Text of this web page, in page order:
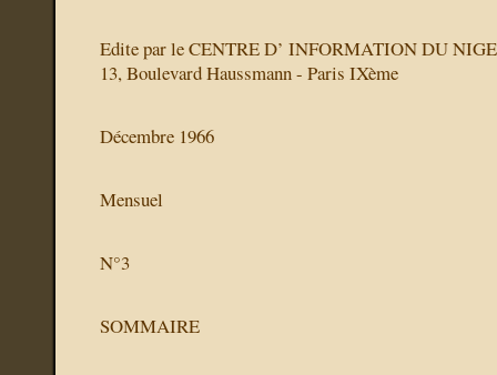
Edite par le CENTRE D’ INFORMATION DU
13, Boulevard Haussmann - Paris IXème
Décembre 1966
Mensuel
N°3
SOMMAIRE